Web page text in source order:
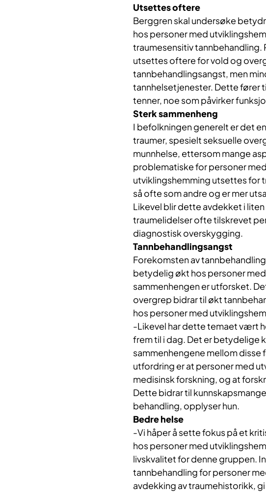
Utsettes oftere
Berggren skal undersøke
hos personer med
traumesensitiv
utsettes oftere for vold og
tannbehandlingsangst, men
tannhelsetjenester. Dette fører
tenner, noe som påvirker
Sterk sammenheng
I befolkningen generelt er det
traumer, spesielt seksuelle
munnhelse, ettersom mange
problematiske for personer
utviklingshemming utsettes for
så ofte som andre og er mer
Likevel blir dette avdekket i
traumelidelser ofte tilskrevet
diagnostisk overskygging.
Tannbehandlingsangst
Forekomsten av
betydelig økt hos personer
sammenhengen er utforsket.
overgrep bidrar til økt
hos personer med
-Likevel har dette temaet vært
frem til i dag. Det er betydelige
sammenhengene mellom disse
utfordring er at personer med
medisinsk forskning, og at
Dette bidrar til
behandling, opplyser hun.
Bedre helse
-Vi håper å sette fokus på et
hos personer med
livskvalitet for denne gruppen.
tannbehandling for personer
avdekking av traumehistorikk,